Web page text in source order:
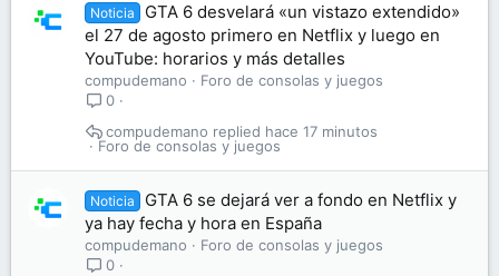
Noticia
GTA 6 desvelará «un vistazo extendido»
el 27 de agosto primero en Netflix y luego en
YouTube: horarios y más detalles
compudemano
Foro de consolas y juegos
0
Foro de consolas y juegos
hace 17 minutos
compudemano
Noticia
GTA 6 se dejará ver a fondo en Netflix y
ya hay fecha y hora en España
compudemano
Foro de consolas y juegos
0